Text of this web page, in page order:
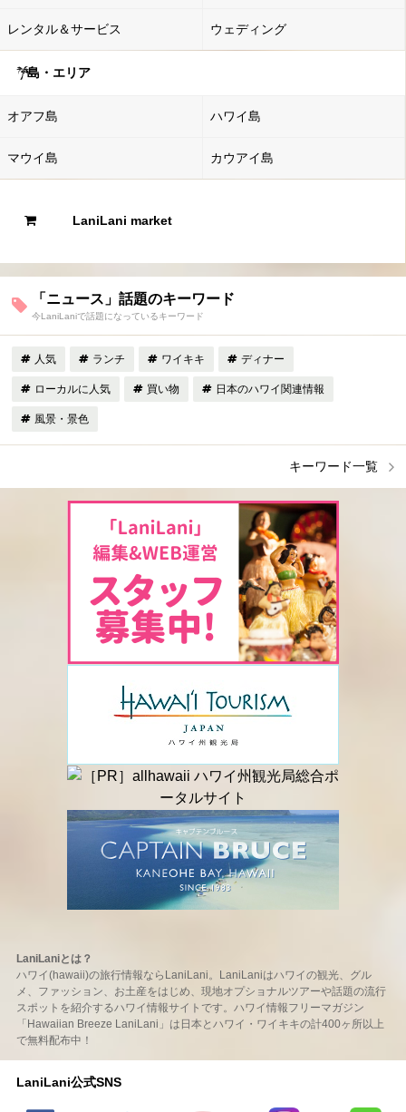
レンタル＆サービス ウェディング
島・エリア
オアフ島 ハワイ島
マウイ島 カウアイ島
LaniLani market
「ニュース」話題のキーワード
今LaniLaniで話題になっているキーワード
人気 ランチ ワイキキ ディナー
ローカルに人気 買い物 日本のハワイ関連情報
風景・景色
キーワード一覧
LaniLaniとは？
ハワイ(hawaii)の旅行情報ならLaniLani。LaniLaniはハワイの観光、グル
メ、ファッション、お土産をはじめ、現地オプショナルツアーや話題の流行
スポットを紹介するハワイ情報サイトです。ハワイ情報フリーマガジン
「Hawaiian Breeze LaniLani」は日本とハワイ・ワイキキの計400ヶ所以上
で無料配布中！
LaniLani公式SNS